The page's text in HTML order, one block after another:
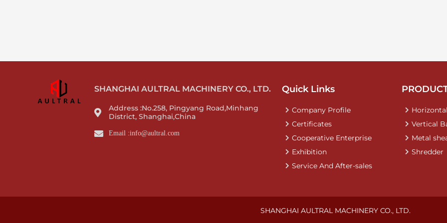
SHANGHAI AULTRAL MACHINERY CO., LTD.
Address :No.258, Pingyang Road,Minhang
District, Shanghai,China
Email :info@aultral.com
Quick Links
Company Profile
Certificates
Cooperative Enterprise
Exhibition
Service And After-sales
Vertical
Metal
Shredder
SHANGHAI AULTRAL MACHINERY CO., LTD.